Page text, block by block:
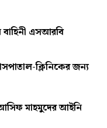
এসআরবি
ক্লিনিকের জন্য
মাহমুদের আইনি